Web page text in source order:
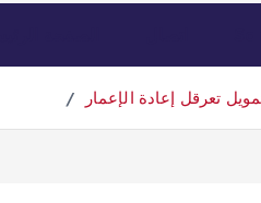
تعرقل إعادة الإعمار